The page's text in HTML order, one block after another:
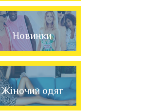
Новинки
Жіночий одяг